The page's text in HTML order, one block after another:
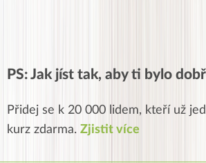
PS: Jak jíst tak, aby ti bylo
Přidej se k 20 000 lidem, kteří už
kurz zdarma. Zjistit více